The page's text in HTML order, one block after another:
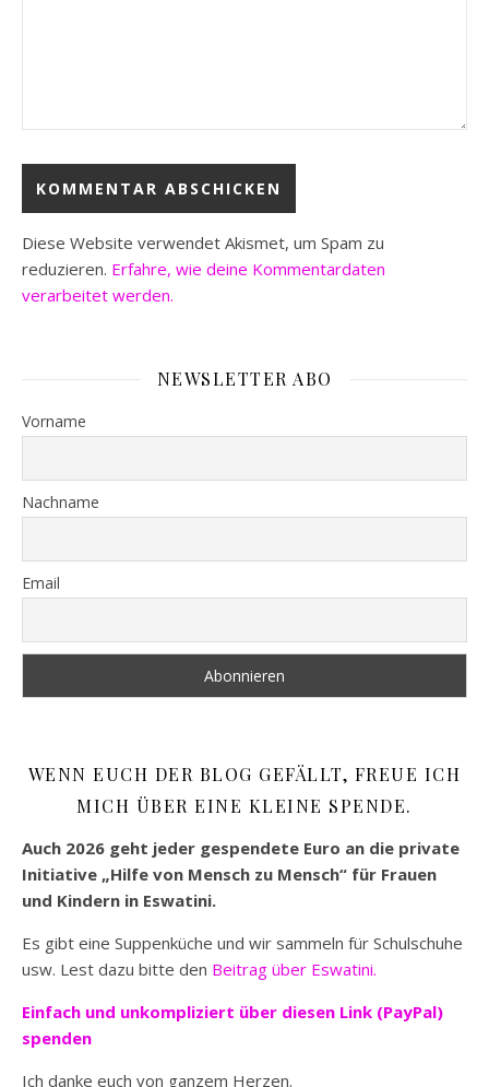
Diese Website verwendet Akismet, um Spam zu
reduzieren. Erfahre, wie deine Kommentardaten
verarbeitet werden.
NEWSLETTER ABO
Vorname
Nachname
Email
WENN EUCH DER BLOG GEFÄLLT, FREUE ICH
MICH ÜBER EINE KLEINE SPENDE.
Auch 2026 geht jeder gespendete Euro an die private
Initiative „Hilfe von Mensch zu Mensch“ für Frauen
und Kindern in Eswatini.
Es gibt eine Suppenküche und wir sammeln für Schulschuhe
usw. Lest dazu bitte den Beitrag über Eswatini.
Einfach und unkompliziert über diesen Link (PayPal)
spenden
Ich danke euch von ganzem Herzen.